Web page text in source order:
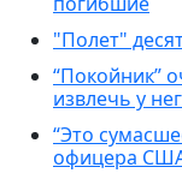
"Полет"
“Покойник”
извлечь у
“Это
офицера